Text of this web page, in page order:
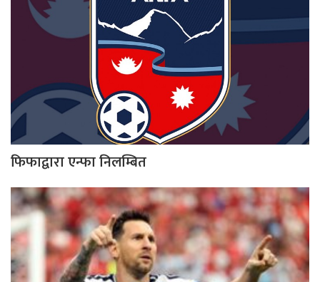
फिफाद्वारा एन्फा निलम्बित